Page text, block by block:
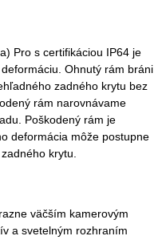
Pro s certifikáciou IP64 je
Ohnutý rám bráni
zadného krytu bez
rám narovnávame
Poškodený rám je
deformácia môže postupne
krytu.
väčším kamerovým
a svetelným rozhraním